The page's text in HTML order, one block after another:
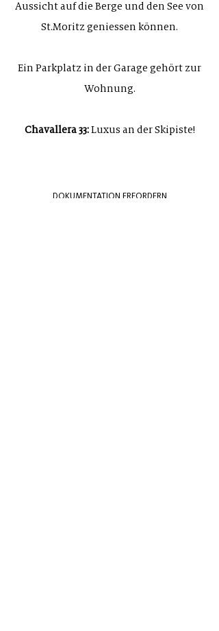
Aussicht auf die Berge und den See von
St.Moritz geniessen können.
Ein Parkplatz in der Garage gehört zur
Wohnung.
Chavallera 33:Luxus an der Skipiste!
DOKUMENTATION ERFORDERN